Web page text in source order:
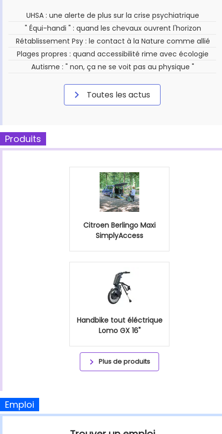
UHSA : une alerte de plus sur la crise psychiatrique
" Équi-handi " : quand les chevaux ouvrent l'horizon
Rétablissement Psy : le contact à la Nature comme allié
Plages propres : quand accessibilité rime avec écologie
Autisme : " non, ça ne se voit pas au physique "
Toutes les actus
Produits
Citroen Berlingo Maxi
SimplyAccess
Handbike tout éléctrique
Lomo GX 16"
Plus de produits
Emploi